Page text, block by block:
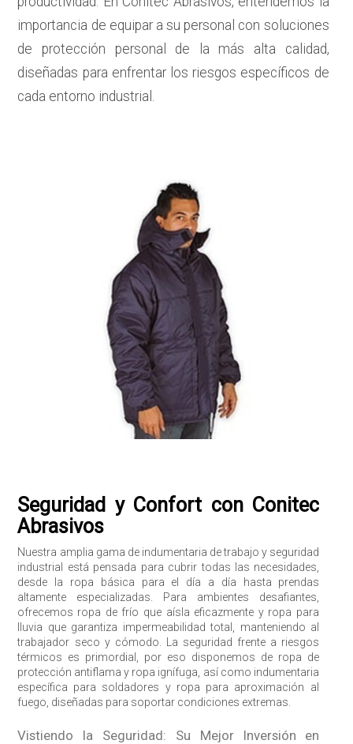
importancia de equipar a su personal con soluciones
de protección personal de la más alta calidad,
diseñadas para enfrentar los riesgos específicos de
cada entorno industrial.
Seguridad y Confort con Conitec
Abrasivos
Nuestra amplia gama de indumentaria de trabajo y seguridad
industrial está pensada para cubrir todas las necesidades,
desde la ropa básica para el día a día hasta prendas
altamente especializadas. Para ambientes desafiantes,
ofrecemos ropa de frío que aísla eficazmente y ropa para
lluvia que garantiza impermeabilidad total, manteniendo al
trabajador seco y cómodo. La seguridad frente a riesgos
térmicos es primordial, por eso disponemos de ropa de
protección antiflama y ropa ignífuga , así como indumentaria
específica para soldadores y ropa para aproximación al
fuego , diseñadas para soportar condiciones extremas.
Vistiendo la Seguridad: Su Mejor Inversión en
Enviar